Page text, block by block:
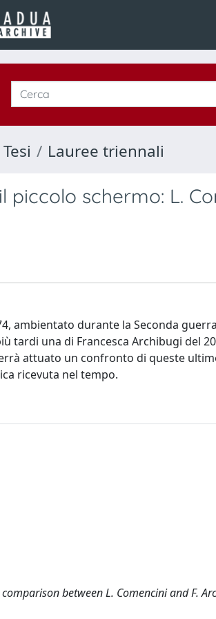
Tesi Lauree triennali
schermo: L.
ambientato durante la Seconda
tardi una di Francesca Archibugi del
attuato un confronto di queste
ricevuta nel tempo.
between L. Comencini and F.